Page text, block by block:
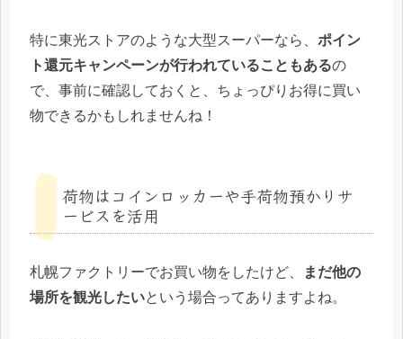
特に東光ストアのような大型スーパーなら、 ポイン
ト還元キャンペーンが行われていることもあるの
で、事前に確認しておくと、ちょっぴりお得に買い
物できるかもしれませんね！
荷物はコインロッカーや手荷物預かりサ
ービスを活用
札幌ファクトリーでお買い物をしたけど、
まだ他の
場所を観光したいという場合ってありますよね。